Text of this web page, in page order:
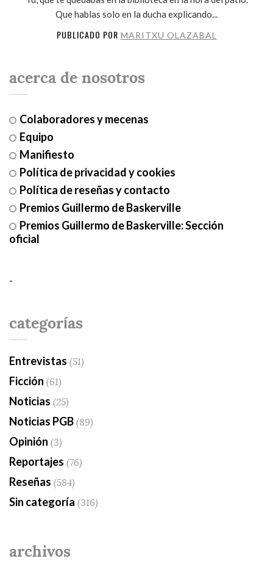
Que hablas solo en la ducha explicando...
PUBLICADO POR MARITXU OLAZABAL
acerca de nosotros
Colaboradores y mecenas
Equipo
Manifiesto
Política de privacidad y cookies
Política de reseñas y contacto
Premios Guillermo de Baskerville
Premios Guillermo de Baskerville: Sección
oficial
-
categorías
Entrevistas (51)
Ficción (61)
Noticias (25)
Noticias PGB(89)
Opinión (3)
Reportajes (76)
Reseñas (584)
Sin categoría (316)
archivos